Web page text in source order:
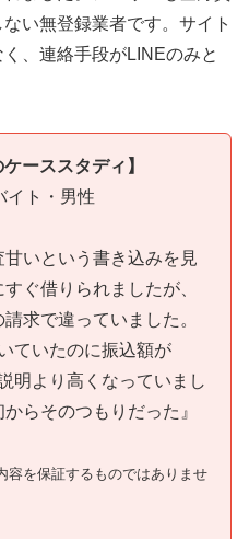
い無登録業者です。サイト
、連絡手段がLINEのみと
ーススタディ】
イト・男性
甘いという書き込みを見
ぐ借りられましたが、
求で違っていました。
ていたのに振込額が
明より高くなっていまし
らそのつもりだった』
を保証するものではありませ